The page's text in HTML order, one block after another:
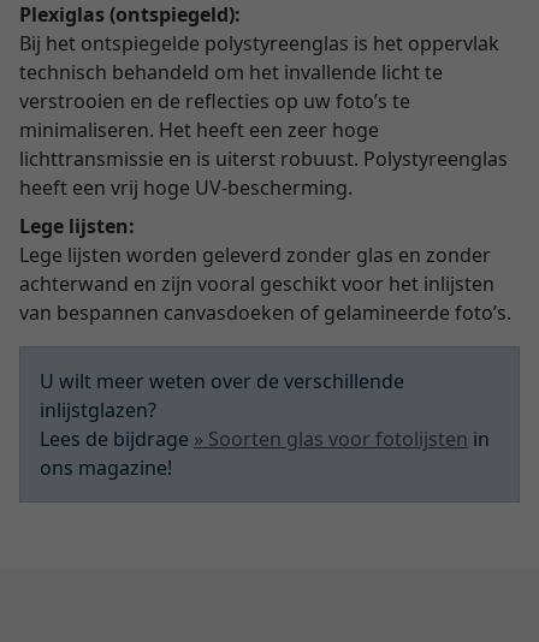
Plexiglas (ontspiegeld):
Bij het ontspiegelde polystyreenglas is het oppervlak
technisch behandeld om het invallende licht te
verstrooien en de reflecties op uw foto’s te
minimaliseren. Het heeft een zeer hoge
lichttransmissie en is uiterst robuust. Polystyreenglas
heeft een vrij hoge UV-bescherming.
Lege lijsten:
Lege lijsten worden geleverd zonder glas en zonder
achterwand en zijn vooral geschikt voor het inlijsten
van bespannen canvasdoeken of gelamineerde foto’s.
U wilt meer weten over de verschillende
inlijstglazen?
Lees de bijdrage » Soorten glas voor fotolijsten in
ons magazine!